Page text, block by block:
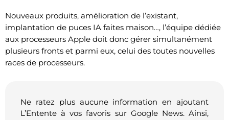
Nouveaux produits, amélioration de l’existant,
implantation de puces IA faites maison…, l’équipe dédiée
aux processeurs Apple doit donc gérer simultanément
plusieurs fronts et parmi eux, celui des toutes nouvelles
races de processeurs.
Ne ratez plus aucune information en ajoutant
L’Entente à vos favoris sur Google News. Ainsi,